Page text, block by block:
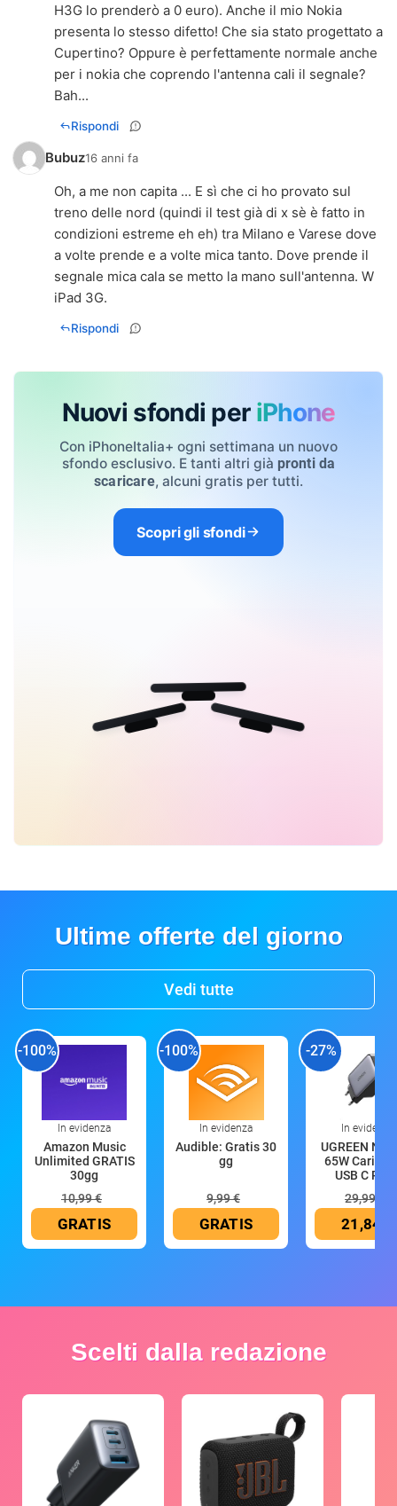
H3G lo prenderò a 0 euro). Anche il mio Nokia
presenta lo stesso difetto! Che sia stato progettato a
Cupertino? Oppure è perfettamente normale anche
per i nokia che coprendo l'antenna cali il segnale?
Bah...
Rispondi
Bubuz16 anni fa
Oh, a me non capita ... E sì che ci ho provato sul
treno delle nord (quindi il test già di x sè è fatto in
condizioni estreme eh eh) tra Milano e Varese dove
a volte prende e a volte mica tanto. Dove prende il
segnale mica cala se metto la mano sull'antenna. W
iPad 3G.
Rispondi
Nuovi sfondi per iPhone
Con iPhoneItalia+ ogni settimana un nuovo
sfondo esclusivo. E tanti altri già pronti da
scaricare, alcuni gratis per tutti.
Scopri gli sfondi
Ultime offerte del giorno
Vedi tutte
-100%
In evidenza
Amazon Music
Unlimited GRATIS
30gg
10,99 €
GRATIS
-100%
In evidenza
Audible: Gratis 30
gg
9,99 €
GRATIS
-27%
In evidenza
UGREEN
65W
USB C
29,99 €
21,84 €
Scelti dalla redazione